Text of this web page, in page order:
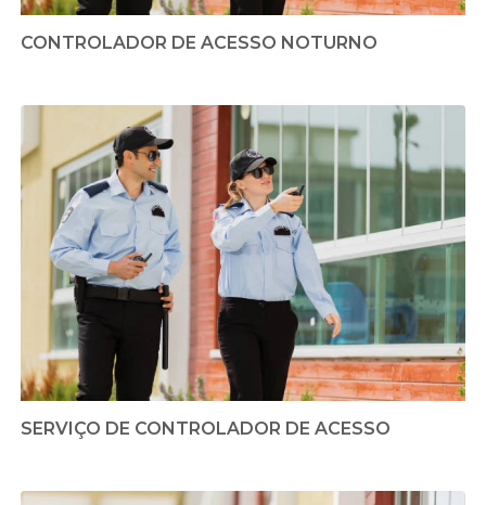
CONTROLADOR DE ACESSO NOTURNO
SERVIÇO DE CONTROLADOR DE ACESSO